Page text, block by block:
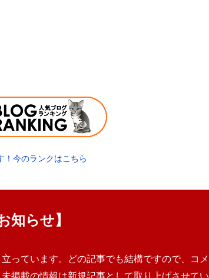
！今のランクはこちら
知らせ】
っています。どの記事でも結構ですので、コメ
掲載の情報は新規記事として取り上げさせてい